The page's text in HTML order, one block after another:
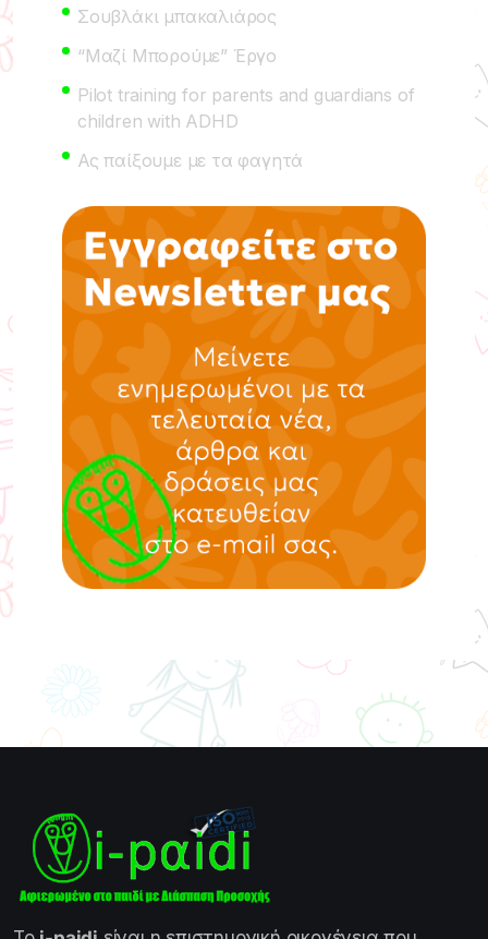
Σουβλάκι μπακαλιάρος
“Μαζί Μπορούμε” Έργο
Pilot training for parents and guardians of
children with ADHD
Ας παίξουμε με τα φαγητά